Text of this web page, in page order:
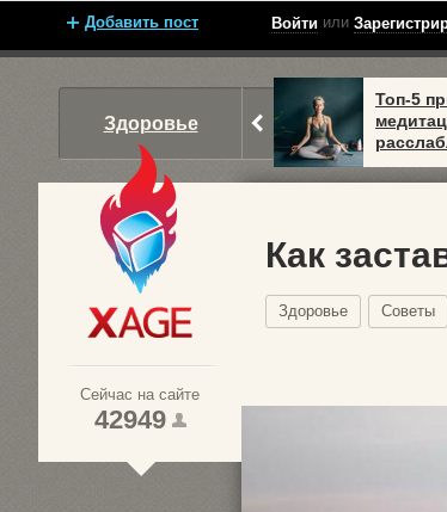
Добавить пост Войти или
Здоровье
Топ-5
Сейчас на сайте
42949
Как
Здоровье Советы